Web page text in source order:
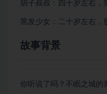
胡子叔叔：四十岁左右，
黑发少女：二十岁左右，
故事背景
你听说了吗？不眠之城的